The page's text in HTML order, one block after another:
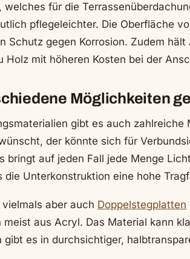
für die
pflegeleichter. Die Oberfläche
Schutz gegen Korrosion. Zudem
Holz mit höheren Kosten bei der
Möglichkeiten
gibt es auch zahlreiche
der könnte sich für
bringt auf jeden Fall jede Menge
die Unterkonstruktion eine hohe
aber auch Doppelstegplatten
aus Acryl. Das Material kann
gibt es in durchsichtiger,